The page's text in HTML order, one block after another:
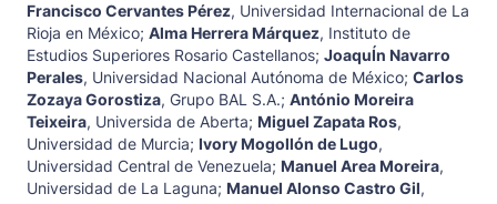
Francisco Cervantes Pérez, Universidad Internacional de La
Rioja en México; Alma Herrera Márquez, Instituto de
Estudios Superiores Rosario Castellanos; JoaquÍn Navarro
Perales, Universidad Nacional Autónoma de México; Carlos
Zozaya Gorostiza, Grupo BAL S.A.; António Moreira
Teixeira, Universida de Aberta; Miguel Zapata Ros,
Universidad de Murcia; Ivory Mogollón de Lugo,
Universidad Central de Venezuela; Manuel Area Moreira,
Universidad de La Laguna; Manuel Alonso Castro Gil,